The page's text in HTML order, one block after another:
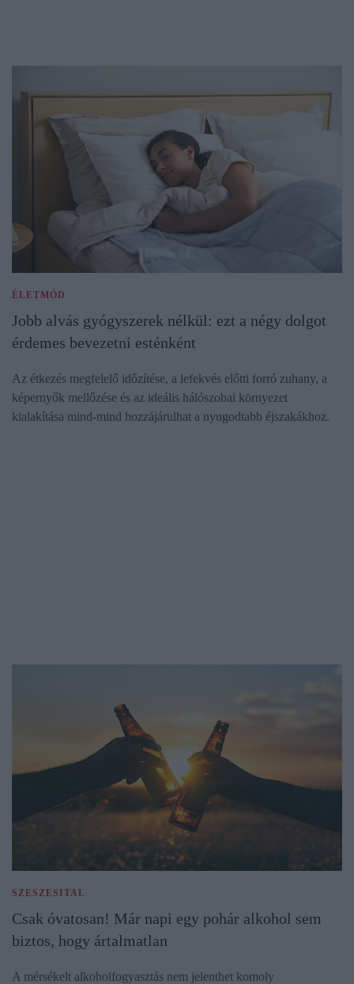
ÉLETMÓD
Jobb alvás gyógyszerek nélkül: ezt a négy dolgot
érdemes bevezetni esténként
Az étkezés megfelelő időzítése, a lefekvés előtti forró zuhany, a
képernyők mellőzése és az ideális hálószobai környezet
kialakítása mind-mind hozzájárulhat a nyugodtabb éjszakákhoz.
SZESZESITAL
Csak óvatosan! Már napi egy pohár alkohol sem
biztos, hogy ártalmatlan
A mérsékelt alkoholfogyasztás nem jelenthet komoly